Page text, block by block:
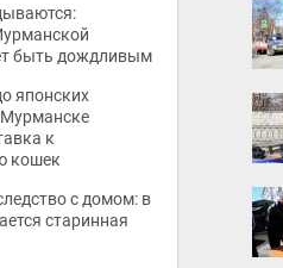
быть дождливым
японских
Мурманске
к
кошек
с домом: в
старинная